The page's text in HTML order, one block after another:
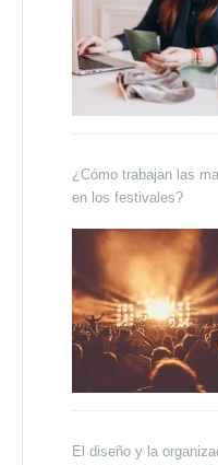
¿Cómo trabajan las
en los festivales?
El diseño y la